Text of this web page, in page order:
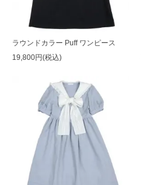
ラウンドカラー Puff ワンピース
19,800円(税込)